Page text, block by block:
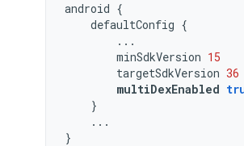
android {
defaultConfig {
...
minSdkVersion 15
targetSdkVersion 36
multiDexEnabled
}
...
}